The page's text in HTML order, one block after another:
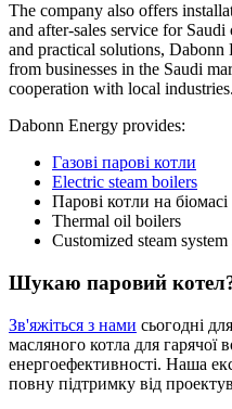
The company also offers
and after-sales service for Saudi
and practical solutions, Dabonn
from businesses in the Saudi
cooperation with local industries.
Dabonn Energy provides:
Газові парові котли
Electric steam boilers
Парові котли на біомасі
Thermal oil boilers
Customized steam
Шукаю паровий
Зв'яжіться з нами сьогодні
масляного котла для гарячої
енергоефективності. Наша
повну підтримку від